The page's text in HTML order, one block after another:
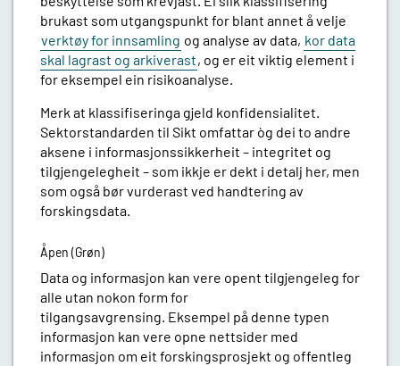
brukast som utgangspunkt for blant annet å velje
verktøy for innsamling og analyse av data, kor data
skal lagrast og arkiverast, og er eit viktig element i
for eksempel ein risikoanalyse.
Merk at klassifiseringa gjeld konfidensialitet.
Sektorstandarden til Sikt omfattar òg dei to andre
aksene i informasjonssikkerheit – integritet og
tilgjengelegheit – som ikkje er dekt i detalj her, men
som også bør vurderast ved handtering av
forskingsdata.
Åpen (Grøn)
Data og informasjon kan vere opent tilgjengeleg for
alle utan nokon form for
tilgangsavgrensing. Eksempel på denne typen
informasjon kan vere opne nettsider med
informasjon om eit forskingsprosjekt og offentleg